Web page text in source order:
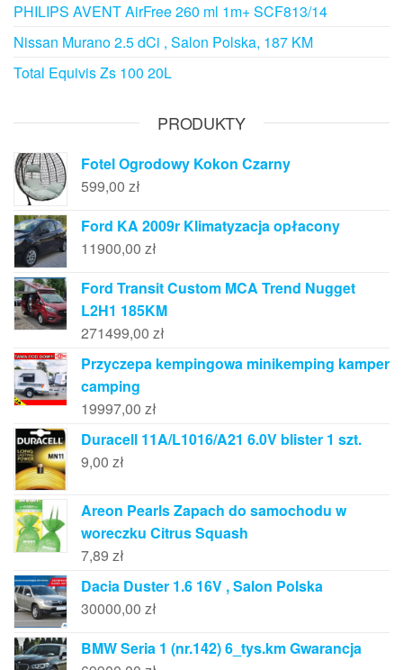
PHILIPS AVENT AirFree 260 ml 1m+ SCF813/14
Nissan Murano 2.5 dCi , Salon Polska, 187 KM
Total Equivis Zs 100 20L
PRODUKTY
Fotel Ogrodowy Kokon Czarny
599,00 zł
Ford KA 2009r Klimatyzacja opłacony
11900,00 zł
Ford Transit Custom MCA Trend Nugget
L2H1 185KM
271499,00 zł
Przyczepa kempingowa minikemping kamper
camping
19997,00 zł
Duracell 11A/L1016/A21 6.0V blister 1 szt.
9,00 zł
Areon Pearls Zapach do samochodu w
woreczku Citrus Squash
7,89 zł
Dacia Duster 1.6 16V , Salon Polska
30000,00 zł
BMW Seria 1 (nr.142) 6_tys.km Gwarancja